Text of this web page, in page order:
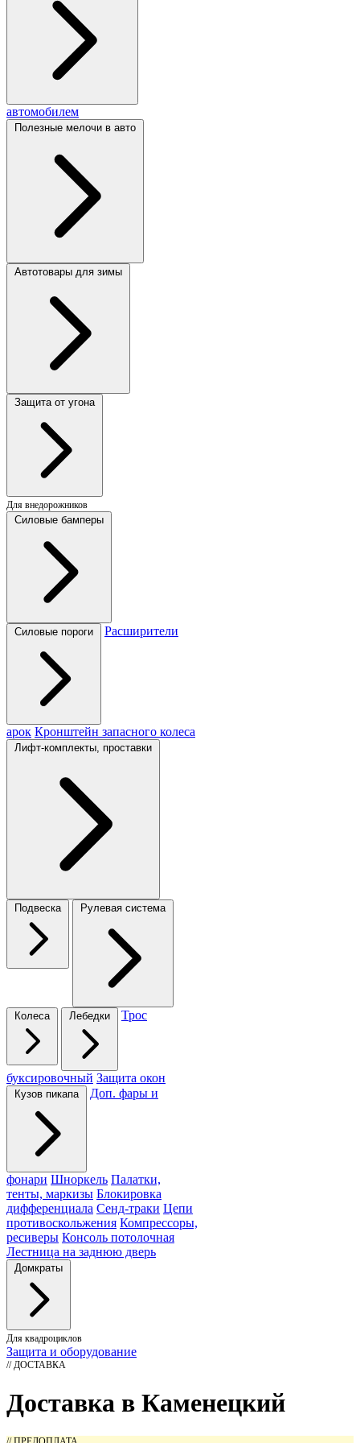
автомобилем
Полезные мелочи в авто
Автотовары для зимы
Защита от угона
Для внедорожников
Силовые бамперы
Силовые пороги Расширители
арок Кронштейн запасного колеса
Лифт-комплекты, проставки
Подвеска Рулевая система
Колеса Лебедки Трос
буксировочный Защита окон
Кузов пикапа Доп. фары и
фонари Шноркель Палатки,
тенты, маркизы Блокировка
дифференциала Сенд-траки Цепи
противоскольжения Компрессоры,
ресиверы Консоль потолочная
Лестница на заднюю дверь
Домкраты
Для квадроциклов
Защита и оборудование
// ДОСТАВКА
Доставка в Каменецкий